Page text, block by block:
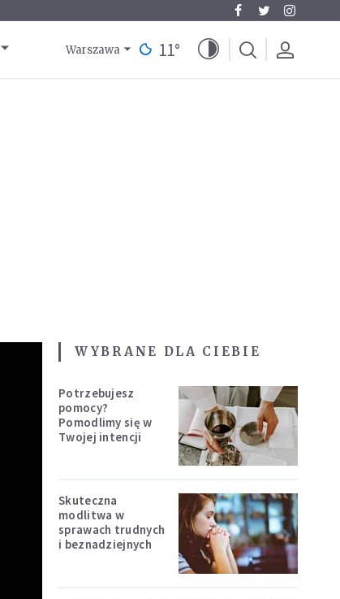
Warszawa 11°
WYBRANE DLA CIEBIE
Potrzebujesz
pomocy?
Pomodlimy się w
Twojej intencji
Skuteczna
modlitwa w
sprawach trudnych
i beznadziejnych